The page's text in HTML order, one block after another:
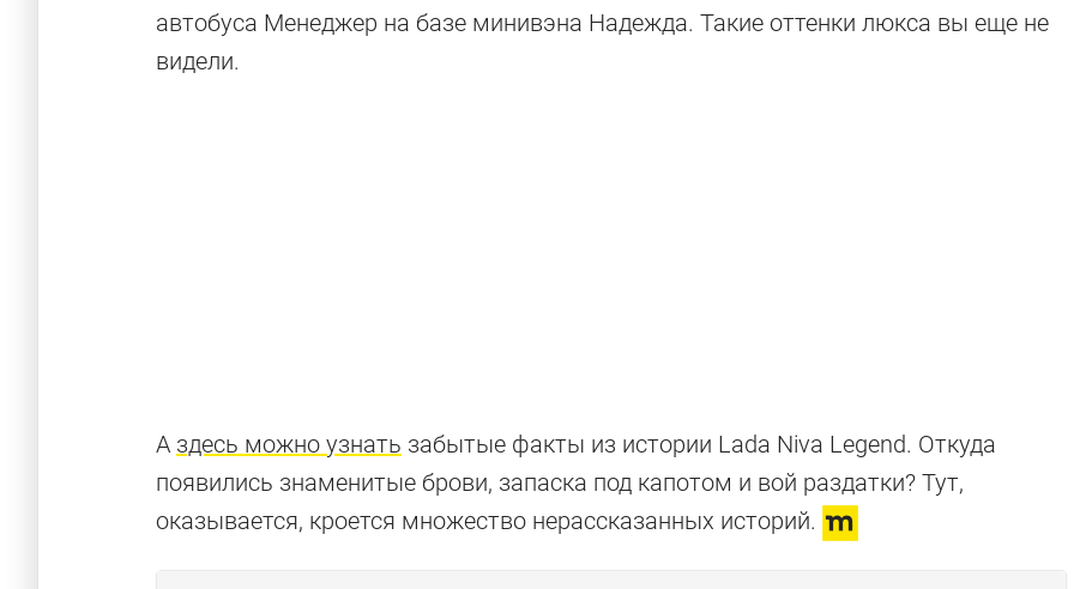
автобуса Менеджер на базе минивэна Надежда. Такие оттенки люкса вы еще не
видели.
А здесь можно узнать забытые факты из истории Lada Niva Legend. Откуда
появились знаменитые брови, запаска под капотом и вой раздатки? Тут,
оказывается, кроется множество нерассказанных историй.